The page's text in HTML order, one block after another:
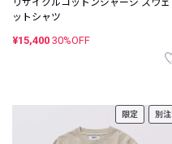
リサイクルコットンジャージ スウェ
ットシャツ
¥15,400 30%OFF
限定 別注